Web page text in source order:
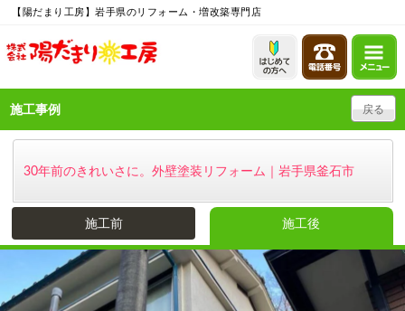
【陽だまり工房】岩手県のリフォーム・増改築専門店
施工事例 戻る
30年前のきれいさに。外壁塗装リフォーム｜岩手県釜石市
施工前 施工後